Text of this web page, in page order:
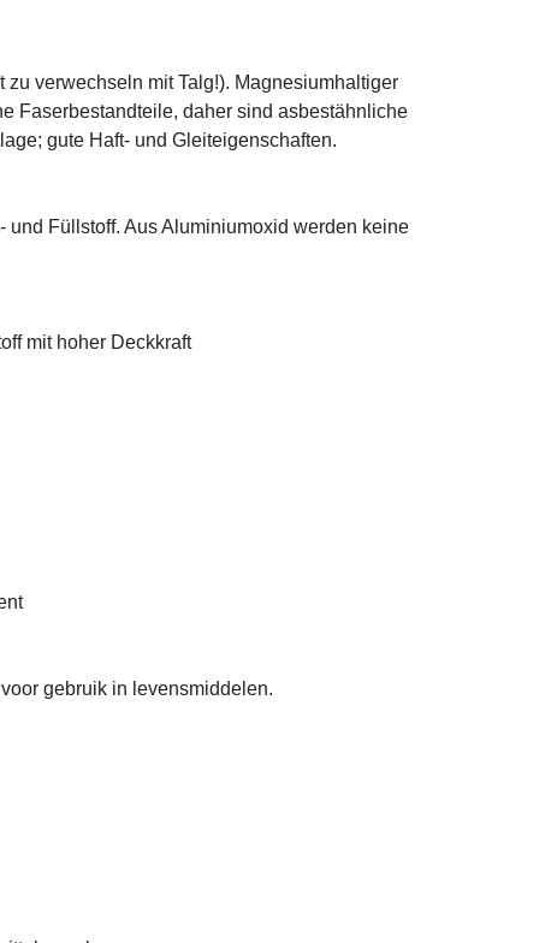
verwechseln mit Talg!). Magnesiumhaltiger
Faserbestandteile, daher sind asbestähnliche
gute Haft- und Gleiteigenschaften.
Füllstoff. Aus Aluminiumoxid werden keine
mit hoher Deckkraft
gebruik in levensmiddelen.